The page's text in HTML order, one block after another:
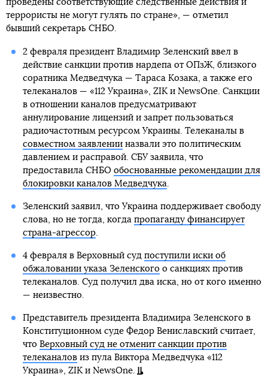
проведены соответствующие следственные действия и
террористы не могут гулять по стране», — отметил
бывший секретарь СНБО.
2 февраля президент Владимир Зеленский ввел в
действие санкции против нардепа от ОПзЖ, близкого
соратника Медведчука — Тараса Козака, а также его
телеканалов — «112 Украина», ZIK и NewsOne. Санкции
в отношении каналов предусматривают
аннулирование лицензий и запрет пользоваться
радиочастотным ресурсом Украины. Телеканалы в
совместном заявленииназвали это политическим
давлением и расправой. СБУ заявила, что
предоставила СНБО обоснованные рекомендации для
блокировки каналов Медведчука.
Зеленский заявил, что Украина поддерживает свободу
слова, но не тогда, когда пропаганду финансирует
страна-агрессор.
4 февраля в Верховный суд поступили иски об
обжаловании указа Зеленскогоо санкциях против
телеканалов. Суд получил два иска, но от кого именно
— неизвестно.
Представитель президента Владимира Зеленского в
Конституционном суде Федор Вениславский считает,
что Верховный суд не отменит санкции против
телеканаловиз пула Виктора Медведчука «112
Украина», ZIK и NewsOne.